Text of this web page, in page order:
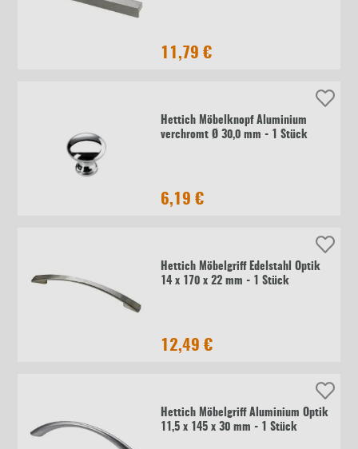
11,79 €
Hettich Möbelknopf Aluminium
verchromt Ø 30,0 mm - 1 Stück
6,19 €
Hettich Möbelgriff Edelstahl Optik
14 x 170 x 22 mm - 1 Stück
12,49 €
Hettich Möbelgriff Aluminium Optik
11,5 x 145 x 30 mm - 1 Stück